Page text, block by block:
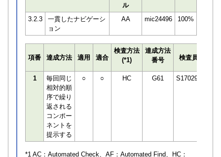
ル
3.2.3
一貫したナビゲーシ
ョン
AA mic24496 100%
項番 達成方法 適用 適合
検査方法
(*1)
達成方法
番号
検査員
1
毎回同じ
相対的順
序で繰り
返される
コンポー
ネントを
提示する
○ ○ HC G61 S170294
*1 AC： Automated Check、AF： Automated Find、HC：